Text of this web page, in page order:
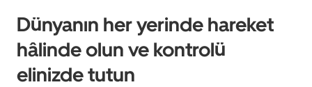
Dünyanın her yerinde hareket
hâlinde olun ve kontrolü
elinizde tutun